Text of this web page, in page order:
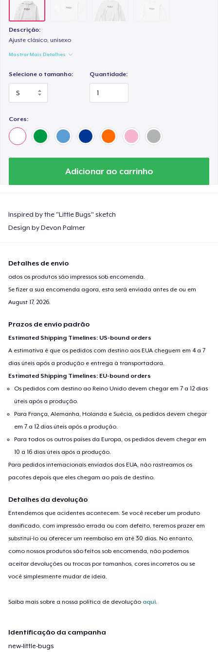
Descrição:
Ajuste clásico, unisexo
Mostrar Mais Detalhes
Selecione o tamanho: Quantidade:
Cores:
Adicionar ao carrinho
Inspired by the "Little Bugs" sketch
Design by Devon Palmer
Detalhes de envio
odos os produtos são impressos sob encomenda.
Se fizer a sua encomenda agora, esta será enviada antes de ou em
August 17, 2026.
Prazos de envio padrão
Estimated Shipping Timelines: US-bound orders
A estimativa é que os pedidos com destino aos EUA cheguem em 4 a 7
dias úteis após a produção e entrega à transportadora.
Estimated Shipping Timelines: EU-bound orders
Os pedidos com destino ao Reino Unido devem chegar em 7 a 12 dias
úteis após a produção.
Para França, Alemanha, Holanda e Suécia, os pedidos devem chegar
em 7 a 12 dias úteis após a produção.
Para todos os outros países da Europa, os pedidos devem chegar em
10 a 16 dias úteis após a produção.
Para pedidos internacionais enviados dos EUA, não rastreamos os
pacotes depois que eles chegam ao país de destino.
Detalhes da devolução
Entendemos que acidentes acontecem. Se você receber um produto
danificado, com impressão errada ou com defeito, teremos prazer em
substituí-lo ou oferecer um reembolso em até 30 dias. No entanto,
como nossos produtos são feitos sob encomenda, não podemos
aceitar devoluções ou trocas por tamanhos, cores incorretos ou se
você simplesmente mudar de ideia.
Saiba mais sobre a nossa política de devolução aqui.
Identificação da campanha
new-little-bugs